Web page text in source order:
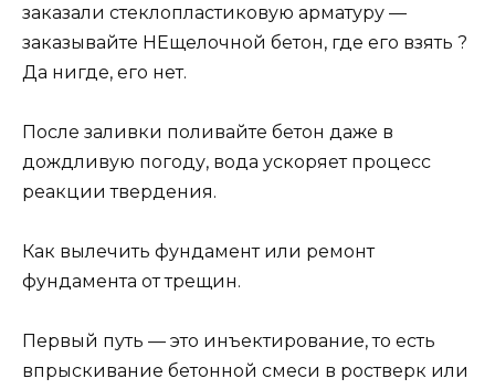
заказали стеклопластиковую арматуру —
заказывайте НЕщелочной бетон, где его взять ?
Да нигде, его нет.
После заливки поливайте бетон даже в
дождливую погоду, вода ускоряет процесс
реакции твердения.
Как вылечить фундамент или ремонт
фундамента от трещин.
Первый путь — это инъектирование, то есть
впрыскивание бетонной смеси в ростверк или